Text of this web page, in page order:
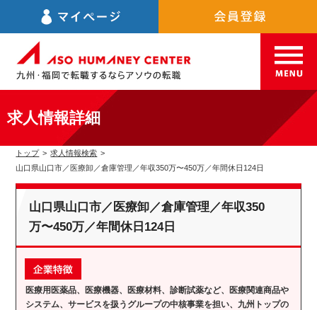
求人情報詳細
トップ > 求人情報検索 >
山口県山口市／医療卸／倉庫管理／年収350万〜450万／年間休日124日
山口県山口市／医療卸／倉庫管理／年収350
万〜450万／年間休日124日
医療用医薬品、医療機器、医療材料、診断試薬など、医療関連商品や
システム、サービスを扱うグループの中核事業を担い、九州トップの